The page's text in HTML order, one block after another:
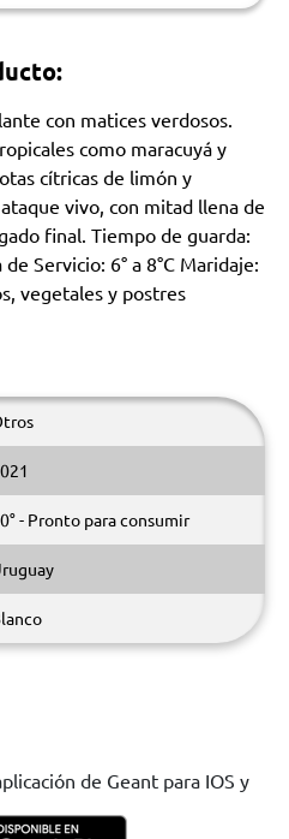
con matices verdosos.
como maracuyá y
cítricas de limón y
vivo, con mitad llena de
final. Tiempo de guarda:
Servicio: 6° a 8°C Maridaje:
vegetales y postres
- Pronto para consumir
de Geant para IOS y